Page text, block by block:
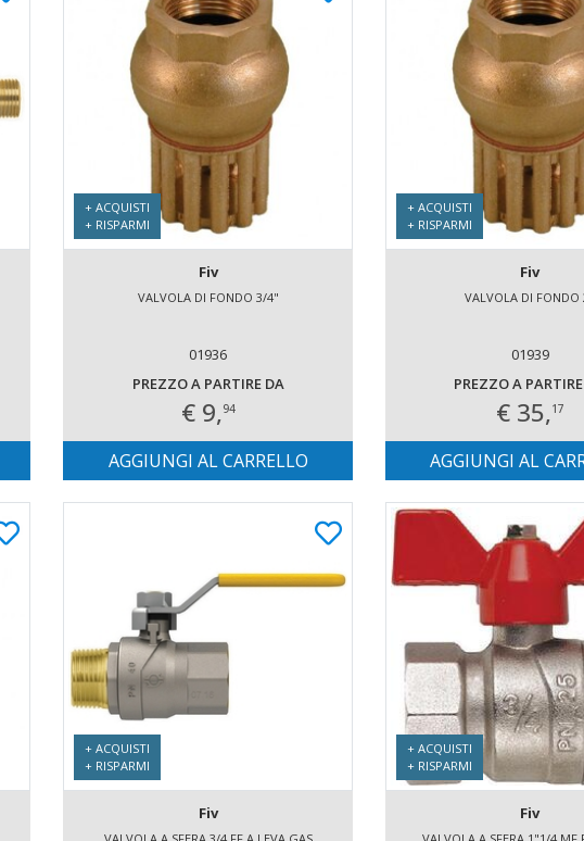
+ ACQUISTI
+ RISPARMI
Fiv
VALVOLA DI FONDO 3/4"
01936
PREZZO A PARTIRE DA
€ 9,94
AGGIUNGI AL CARRELLO
+ ACQUISTI
+ RISPARMI
Fiv
VALVOLA DI FONDO
01939
PREZZO A
€ 35,17
AGGIUNGI AL
+ ACQUISTI
+ RISPARMI
Fiv
+ ACQUISTI
+ RISPARMI
Fiv